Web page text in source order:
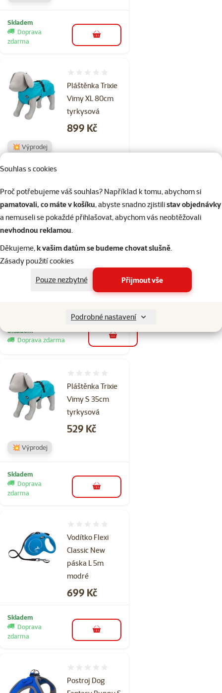
Souhlas s cookies
Proč potřebujeme váš souhlas? Například k tomu, abychom si
pamatovali, co máte v košíku, abyste snadno zjistilistav objednávky
a nemuseli se pokaždé přihlašovat, abychom vás neobtěžovali
nevhodnou reklamou.
Děkujeme,k vašim datům se budeme chovat slušně.
Zásady použití cookies
Pouze nezbytné
Přijmout vše
Podrobné nastavení
Skladem
Doprava
zdarma
do košíku
Pláštěnka Trixie
Vimy XL 80cm
tyrkysová
Cena
899 Kč
💥 Výprodej
Skladem
zdarma
do košíku
Premium S modrý
1,5x27-37cm
Hodnocení 60%, počet hodnocení: 1
1×
Cena
114 Kč
Skladem
Doprava zdarma
do košíku
Pláštěnka Trixie
Vimy S 35cm
tyrkysová
Cena
529 Kč
💥 Výprodej
Skladem
Doprava
zdarma
do košíku
Vodítko Flexi
Classic New
páska L 5m
modré
Cena
699 Kč
Skladem
Doprava
zdarma
do košíku
Postroj Dog